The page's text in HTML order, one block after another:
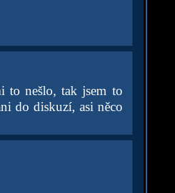
to nešlo, tak jsem to
do diskuzí, asi něco